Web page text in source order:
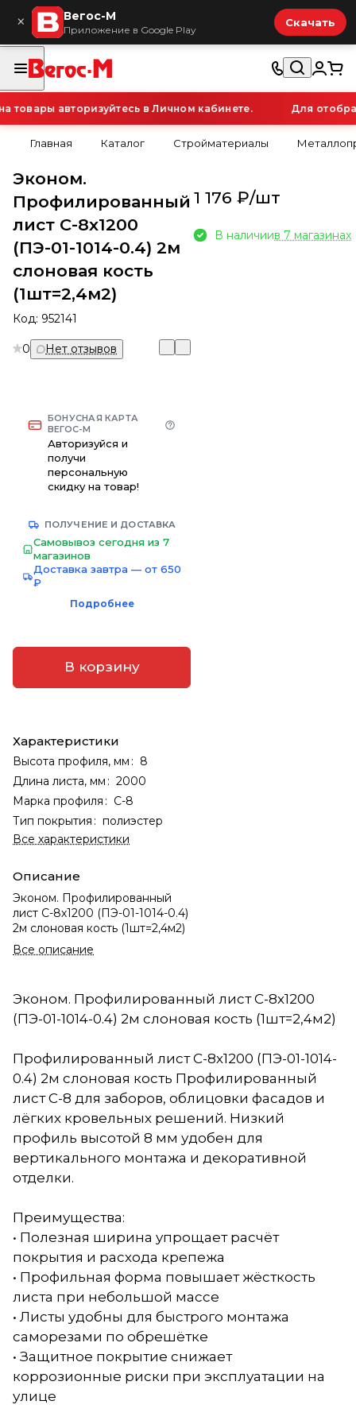
× Вегос-М
Приложение в Google Play
Скачать
авторизуйтесь в Личном кабинете. Для
Главная Каталог Стройматериалы
Эконом.
Профилированный
лист С-8х1200
(ПЭ-01-1014-0.4) 2м
слоновая кость
(1шт=2,4м2)
Код: 952141
0 Нет отзывов
БОНУСНАЯ КАРТА
ВЕГОС-М
Авторизуйся и
получи
персональную
скидку на товар!
ПОЛУЧЕНИЕ И ДОСТАВКА
Самовывоз сегодня из 7
магазинов
Доставка завтра — от 650
₽
Подробнее
В корзину
Характеристики
Высота профиля, мм : 8
Длина листа, мм : 2000
Марка профиля : С-8
Тип покрытия : полиэстер
Все характеристики
Описание
Эконом. Профилированный
лист С-8х1200 (ПЭ-01-1014-0.4)
2м слоновая кость (1шт=2,4м2)
Все описание
1 176 ₽/шт
В наличиив 7 магазинах
Эконом. Профилированный лист С-8х1200
(ПЭ-01-1014-0.4) 2м слоновая кость (1шт=2,4м2)
Профилированный лист С-8х1200 (ПЭ-01-1014-
0.4) 2м слоновая кость Профилированный
лист С-8 для заборов, облицовки фасадов и
лёгких кровельных решений. Низкий
профиль высотой 8 мм удобен для
вертикального монтажа и декоративной
отделки.
Преимущества:
• Полезная ширина упрощает расчёт
покрытия и расхода крепежа
• Профильная форма повышает жёсткость
листа при небольшой массе
• Листы удобны для быстрого монтажа
саморезами по обрешётке
• Защитное покрытие снижает
коррозионные риски при эксплуатации на
улице